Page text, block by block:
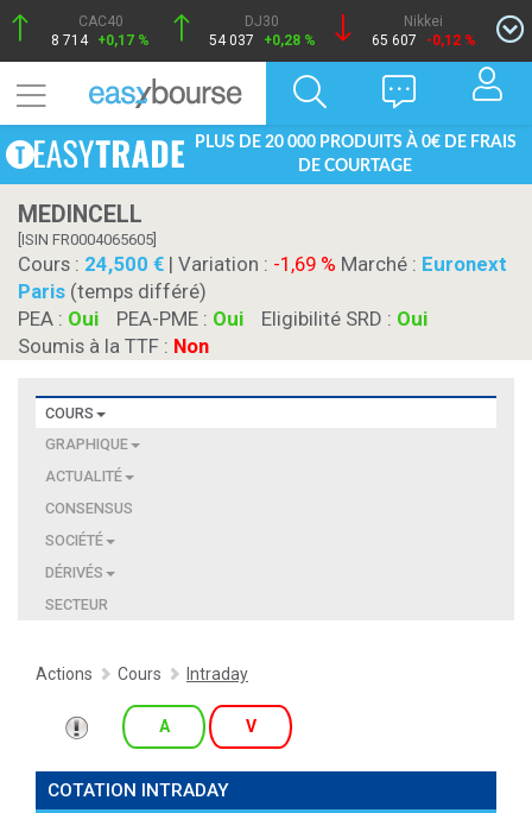
CAC40
8 714 +0,17 %
DJ30
54 037
+0,28 %
Nikkei
65 607
-0,12 %
PLUS DE 20 000 PRODUITS À 0€ DE FRAIS
DE COURTAGE
MEDINCELL
[ISIN FR0004065605]
Cours : 24,500 | Variation : -1,69 % Marché : Euronext
Paris (temps différé)
PEA : Oui PEA-PME : Oui Eligibilité SRD : Oui
Soumis à la TTF : Non
COURS
GRAPHIQUE
ACTUALITÉ
CONSENSUS
SOCIÉTÉ
DÉRIVÉS
SECTEUR
Actions Cours Intraday
A V
COTATION INTRADAY